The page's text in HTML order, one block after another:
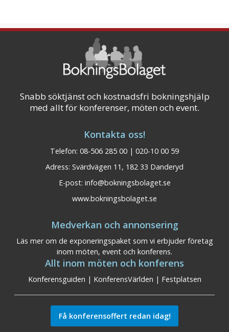
Snabb söktjänst och kostnadsfri bokningshjälp
med allt för konferenser, möten och event.
Kontakta oss!
Telefon: 08-506 285 00 | 020-10 00 59
Adress: Svärdvägen 11, 182 33 Danderyd
E-post: info@bokningsbolaget.se
www.bokningsbolaget.se
Medverkan och annonsering
Läs mer om de exponeringspaket som vi erbjuder företag
inom möten, event och konferens.
Allt inom möten och konferens
Konferensguiden | KonferensVärlden | Festplatsen
Få konferensoffert redan idag!